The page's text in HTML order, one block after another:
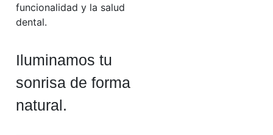
funcionalidad y la salud
dental.
Iluminamos tu
sonrisa de forma
natural.